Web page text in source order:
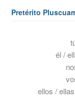
Pretérito
él /
ellos /